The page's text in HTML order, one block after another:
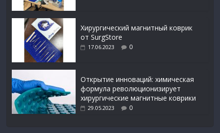
Xирургический магнитный коврик
от SurgStore
17.06.2023 0
Открытие инноваций: химическая
формула революционизирует
хирургические магнитные коврики
29.05.2023 0